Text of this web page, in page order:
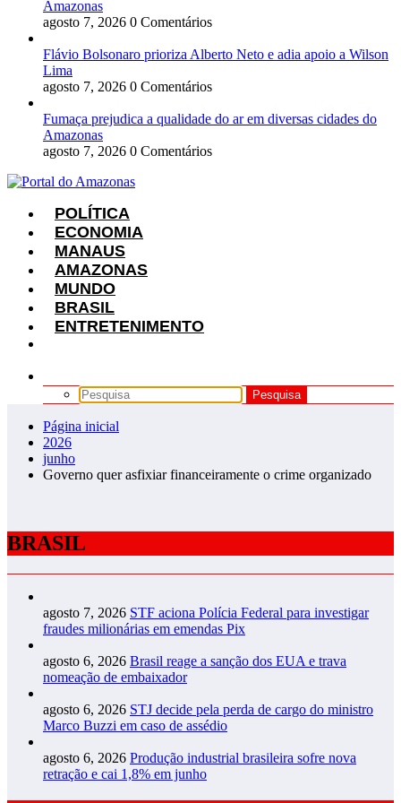
Amazonas
agosto 7, 2026 0 Comentários
Flávio Bolsonaro prioriza Alberto Neto e adia apoio a Wilson
Lima
agosto 7, 2026 0 Comentários
Fumaça prejudica a qualidade do ar em diversas cidades do
Amazonas
agosto 7, 2026 0 Comentários
POLÍTICA
ECONOMIA
MANAUS
AMAZONAS
MUNDO
BRASIL
ENTRETENIMENTO
Página inicial
2026
junho
Governo quer asfixiar financeiramente o crime organizado
BRASIL
agosto 7, 2026 STF aciona Polícia Federal para investigar
fraudes milionárias em emendas Pix
agosto 6, 2026 Brasil reage a sanção dos EUA e trava
nomeação de embaixador
agosto 6, 2026 STJ decide pela perda de cargo do ministro
Marco Buzzi em caso de assédio
agosto 6, 2026 Produção industrial brasileira sofre nova
retração e cai 1,8% em junho